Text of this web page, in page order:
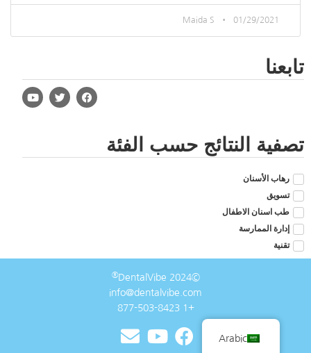
Maida S 01/29/2021
تابعنا
تصفية النتائج حسب الفئة
رهاب الأسنان
تسويق
طب اسنان الاطفال
إدارة الممارسة
تقنية
©2024 DentalVibe
®
info@dentalvibe.com
+1 877-503-8423
Arabic